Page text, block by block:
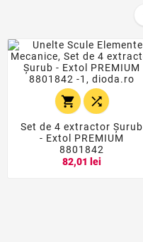
 
Set de 4 extractor Șurub
- Extol PREMIUM
8801842
82,01 lei